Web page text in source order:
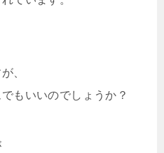
、
もいいのでしょうか？